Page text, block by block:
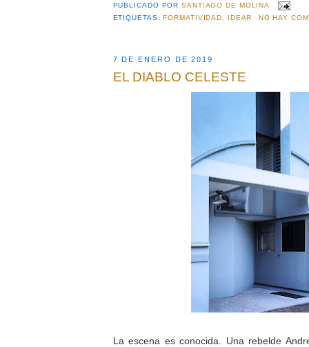
PUBLICADO PORSANTIAGO DE MOLINA
ETIQUETAS:FORMATIVIDAD IDEAR NO HAY
7 DE ENERO DE 2019
EL DIABLO CELESTE
La escena es conocida. Una rebelde